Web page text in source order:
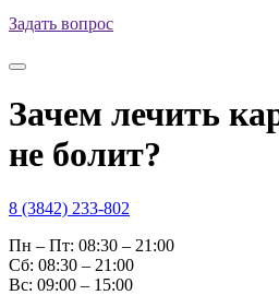
Задать вопрос
Зачем лечить
не болит?
8 (3842) 233-802
Пн – Пт: 08:30 – 21:00
Cб: 08:30 – 21:00
Вс: 09:00 – 15:00